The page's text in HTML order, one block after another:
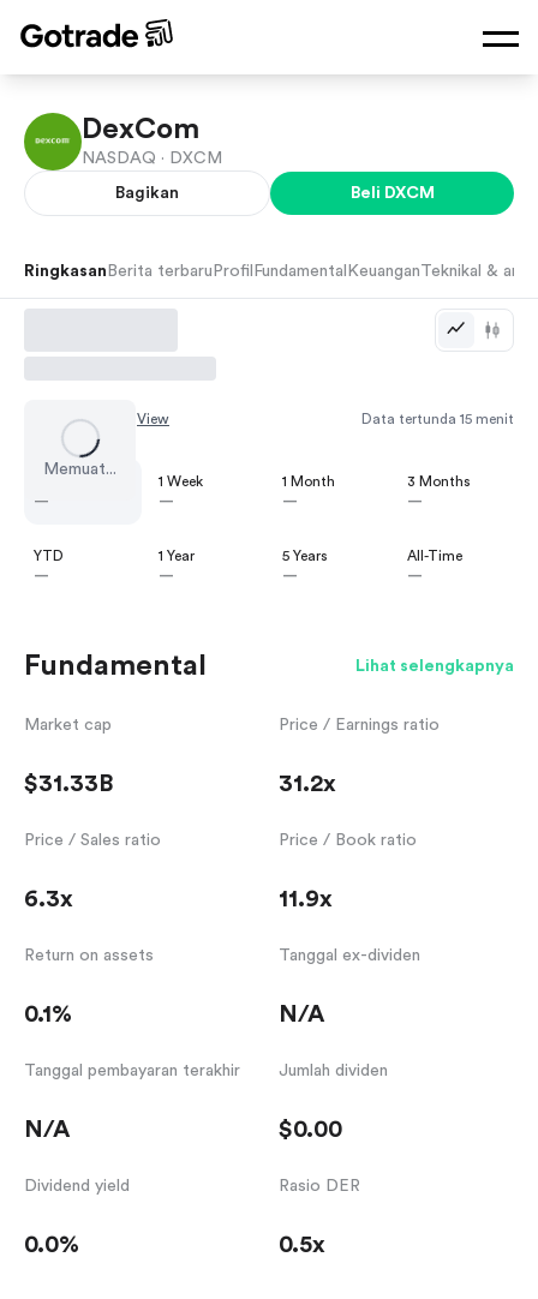
DexCom
NASDAQ · DXCM
Bagikan Beli DXCM
Ringkasan Berita terbaru Profil Fundamental Keuangan Teknikal &
Memuat...
Chart by TradingView Data tertunda 15 menit
—
1 Week
—
1 Month
—
3 Months
—
YTD
—
1 Year
—
5 Years
—
All-Time
—
Fundamental Lihat selengkapnya
Market cap
$31.33B
Price / Earnings ratio
31.2x
Price / Sales ratio
6.3x
Price / Book ratio
11.9x
Return on assets
0.1%
Tanggal ex-dividen
N/A
Tanggal pembayaran terakhir
N/A
Jumlah dividen
$0.00
Dividend yield
0.0%
Rasio DER
0.5x